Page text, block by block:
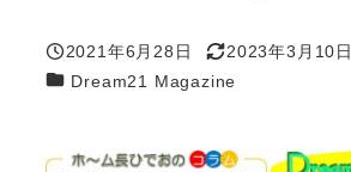
投稿日
2021年6月28日
更新日
2023年3月10日
カテゴリー
Dream21 Magazine